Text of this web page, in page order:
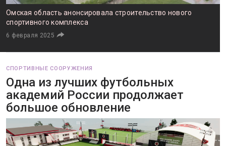
Омская область анонсировала строительство нового
спортивного комплекса
6 февраля 2025
СПОРТИВНЫЕ СООРУЖЕНИЯ
Одна из лучших футбольных
академий России продолжает
большое обновление